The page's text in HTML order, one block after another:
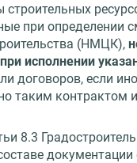
при определении
(НМЦК),
исполнении
договоров, если
таким контрактом
8.3
документации